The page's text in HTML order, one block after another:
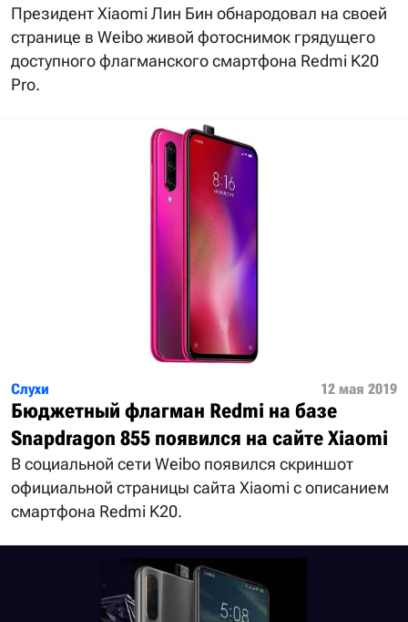
Президент Xiaomi Лин Бин обнародовал на своей
странице в Weibo живой фотоснимок грядущего
доступного флагманского смартфона Redmi K20
Pro.
Слухи 12 мая 2019
Бюджетный флагман Redmi на базе
Snapdragon 855 появился на сайте Xiaomi
В социальной сети Weibo появился скриншот
официальной страницы сайта Xiaomi с описанием
смартфона Redmi K20.